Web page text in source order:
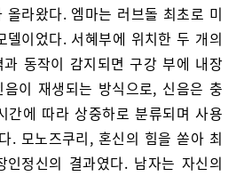
라왔다. 엠마는 러브돌 최초로 미
이었다. 서혜부에 위치한 두 개의
동작이 감지되면 구강 부에 내장
이 재생되는 방식으로, 신음은 충
간에 따라 상중하로 분류되며 사용
. 모노즈쿠리, 혼신의 힘을 쏟아 최
정신의 결과였다. 남자는 자신의